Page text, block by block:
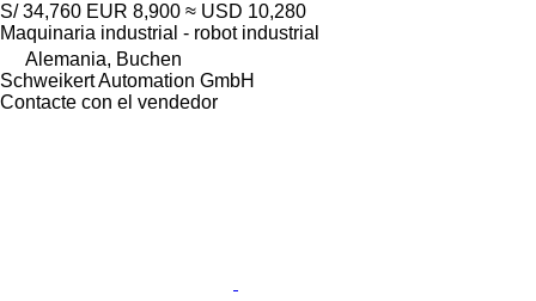
S/ 34,760 EUR 8,900 ≈ USD 10,280
Maquinaria industrial - robot industrial
Alemania, Buchen
Schweikert Automation GmbH
Contacte con el vendedor